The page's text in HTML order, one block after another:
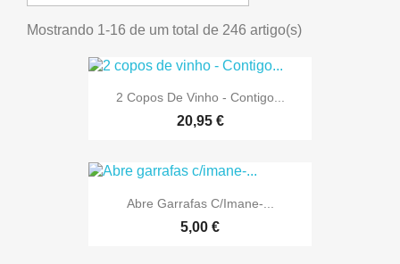
Mostrando 1-16 de um total de 246 artigo(s)
2 Copos De Vinho - Contigo...
20,95 €
Abre Garrafas C/imane-...
5,00 €